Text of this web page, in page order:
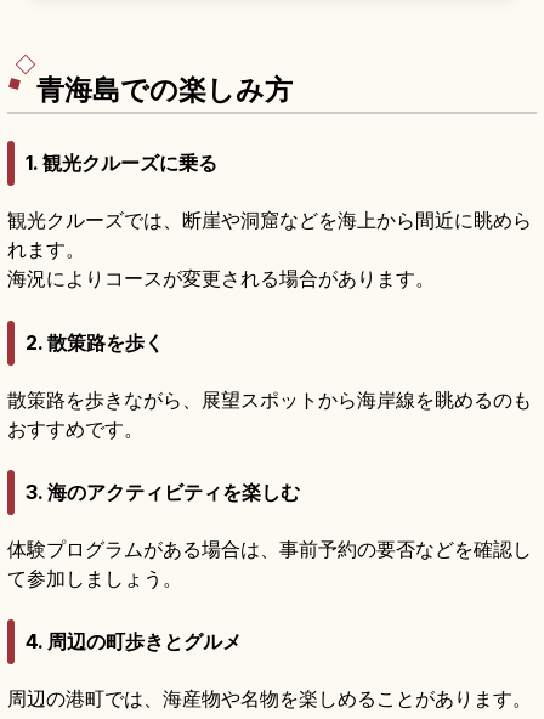
青海島での楽しみ方
1. 観光クルーズに乗る
観光クルーズでは、断崖や洞窟などを海上から間近に眺めら
れます。
海況によりコースが変更される場合があります。
2. 散策路を歩く
散策路を歩きながら、展望スポットから海岸線を眺めるのも
おすすめです。
3. 海のアクティビティを楽しむ
体験プログラムがある場合は、事前予約の要否などを確認し
て参加しましょう。
4. 周辺の町歩きとグルメ
周辺の港町では、海産物や名物を楽しめることがあります。